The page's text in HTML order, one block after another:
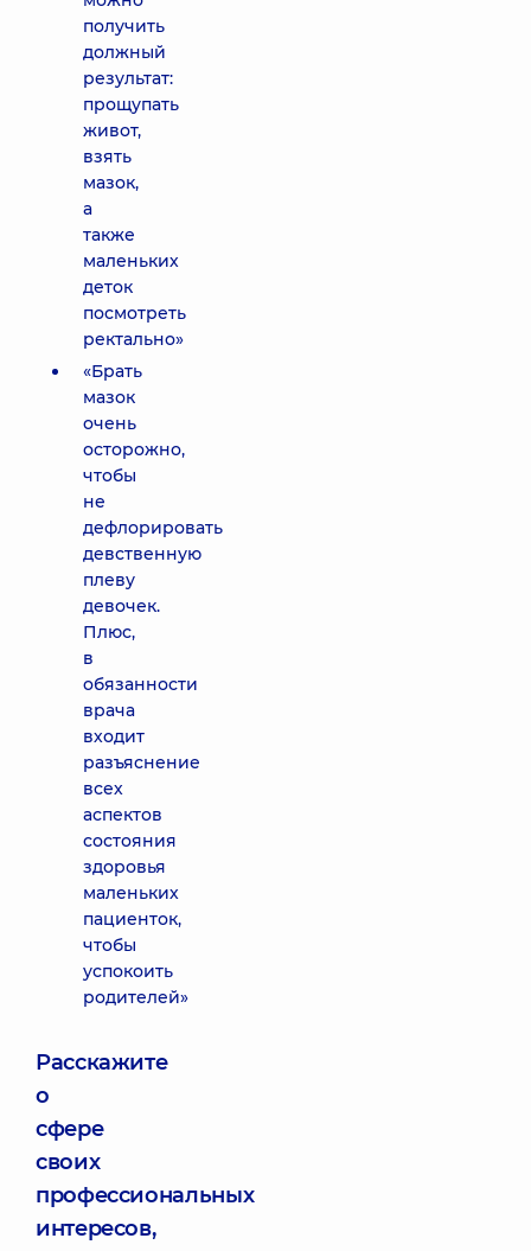
получить
должный
результат:
прощупать
живот,
взять
мазок,
а
также
маленьких
деток
посмотреть
ректально»
«Брать
мазок
очень
осторожно,
чтобы
не
дефлорировать
девственную
плеву
девочек.
Плюс,
в
обязанности
врача
входит
разъяснение
всех
аспектов
состояния
здоровья
маленьких
пациенток,
чтобы
успокоить
родителей»
Расскажите
о
сфере
своих
профессиональных
интересов,